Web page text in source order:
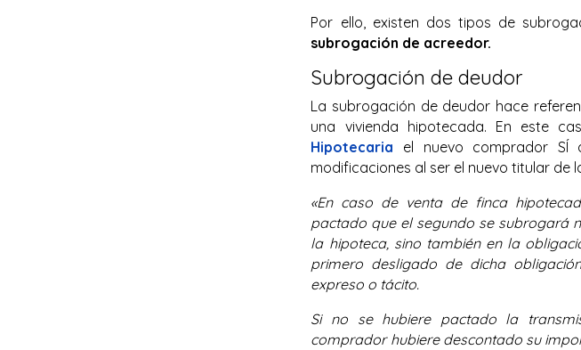
Por ello, existen dos tipos de
subrogación de acreedor.
Subrogación de deudor
La subrogación de deudor hace
una vivienda hipotecada. En este
Hipotecaria el nuevo comprador SÍ
modificaciones al ser el nuevo titular de
«En caso de venta de finca
pactado que el segundo se subrogará
la hipoteca, sino también en la
primero desligado de dicha
expreso o tácito.
Si no se hubiere pactado la
comprador hubiere descontado su